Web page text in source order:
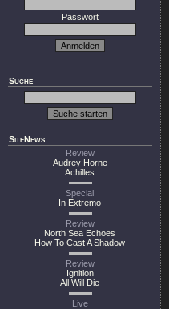
Passwort
Suche
SiteNews
Review
Audrey Horne
Achilles
Special
In Extremo
Review
North Sea Echoes
How To Cast A Shadow
Review
Ignition
All Will Die
Live